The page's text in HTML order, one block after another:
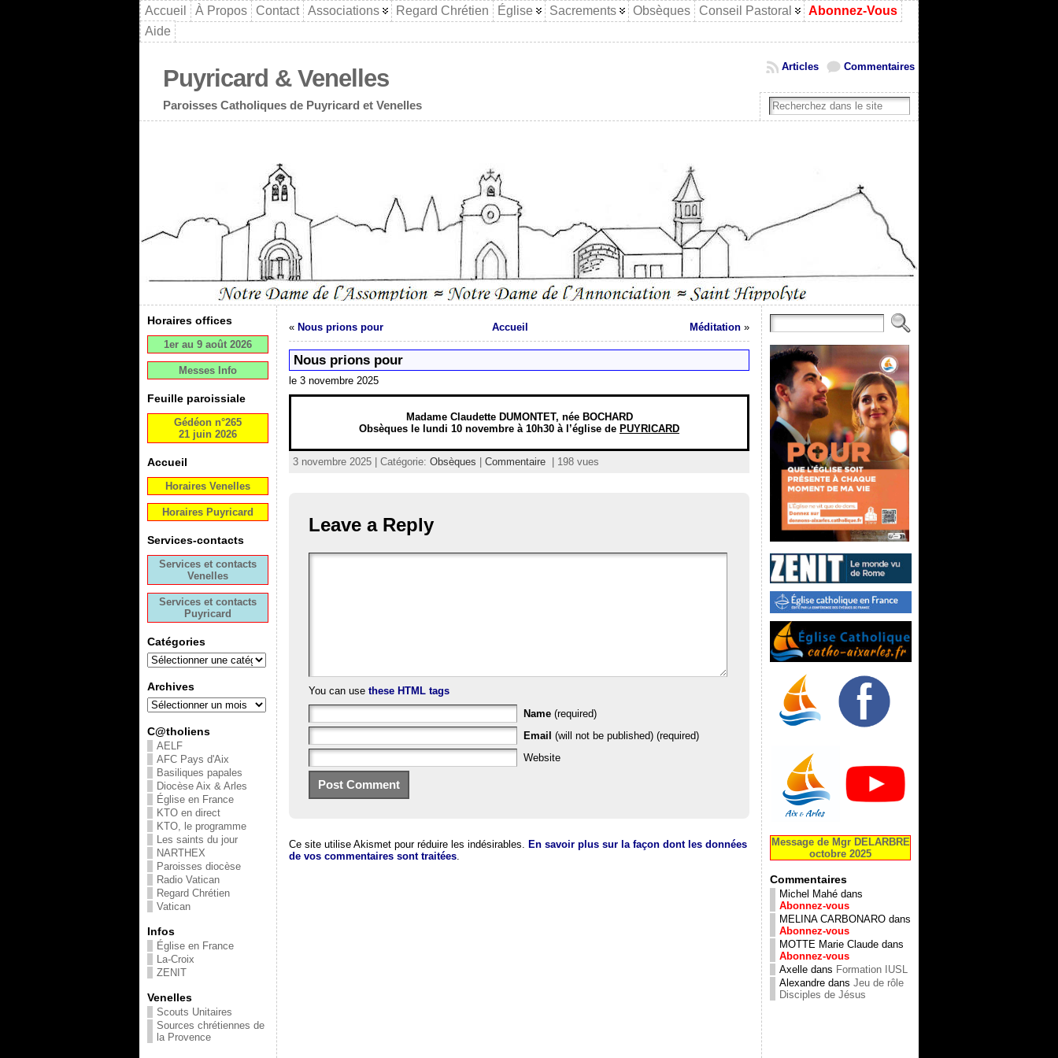
Accueil À Propos Contact Associations Regard Chrétien Église Sacrements Obsèques Conseil Pastoral
Abonnez-Vous
Aide
Puyricard & Venelles
Paroisses Catholiques de Puyricard et Venelles
Commentaires
Articles
Horaires offices
1er au 9 août 2026
Messes Info
Feuille paroissiale
Gédéon n°265
21 juin 2026
Accueil
Horaires Venelles
Horaires Puyricard
Services-contacts
Services et contacts
Venelles
Services et contacts
Puyricard
Catégories
Archives
C@tholiens
AELF
AFC Pays d'Aix
Basiliques papales
Diocèse Aix & Arles
Église en France
KTO en direct
KTO, le programme
Les saints du jour
NARTHEX
Paroisses diocèse
Radio Vatican
Regard Chrétien
Vatican
Infos
Église en France
La-Croix
ZENIT
Venelles
Scouts Unitaires
Sources chrétiennes de
la Provence
« Nous prions pour Accueil Méditation »
Nous prions pour
le 3 novembre 2025
Madame Claudette DUMONTET, née BOCHARD
Obsèques le lundi 10 novembre à 10h30 à l’église de PUYRICARD
3 novembre 2025 | Catégorie: Obsèques | Commentaire | 198 vues
Leave a Reply
You can use these HTML tags
Name (required)
Email (will not be published) (required)
Website
Ce site utilise Akismet pour réduire les indésirables. En savoir plus sur la façon dont les données
de vos commentaires sont traitées
Message de Mgr DELARBRE
octobre 2025
Commentaires
Michel Mahé dans
Abonnez-vous
MELINA CARBONARO dans
Abonnez-vous
MOTTE Marie Claude dans
Abonnez-vous
Axelle dans Formation IUSL
Alexandre dans Jeu de rôle
Disciples de Jésus